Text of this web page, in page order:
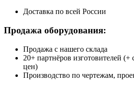
Доставка по всей России
Продажа оборудования:
Продажа с нашего склада
20+ партнёров изготовителей (+
цен)
Производство по чертежам,